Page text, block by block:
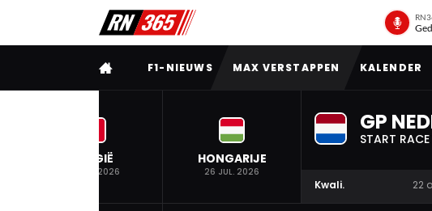
VOLLEDIG MENU
F1-NIEUWS MAX VERSTAPPEN KALENDER
BELGIË
19 JUL. 2026
HONGARIJE
26 JUL. 2026
GP
START RACE
Kwali. 22